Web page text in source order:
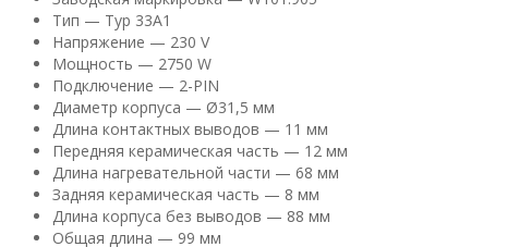
Тип — Typ 33A1
Напряжение — 230 V
Мощность — 2750 W
Подключение — 2-PIN
Диаметр корпуса — Ø31,5 мм
Длина контактных выводов — 11 мм
Передняя керамическая часть — 12 мм
Длина нагревательной части — 68 мм
Задняя керамическая часть — 8 мм
Длина корпуса без выводов — 88 мм
Общая длина — 99 мм